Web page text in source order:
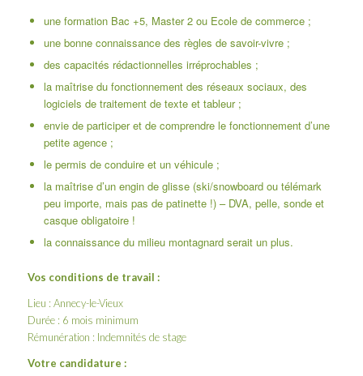
une formation Bac +5, Master 2 ou Ecole de commerce ;
une bonne connaissance des règles de savoir-vivre ;
des capacités rédactionnelles irréprochables ;
la maîtrise du fonctionnement des réseaux sociaux, des
logiciels de traitement de texte et tableur ;
envie de participer et de comprendre le fonctionnement d’une
petite agence ;
le permis de conduire et un véhicule ;
la maîtrise d’un engin de glisse (ski/snowboard ou télémark
peu importe, mais pas de patinette !) – DVA, pelle, sonde et
casque obligatoire !
la connaissance du milieu montagnard serait un plus.
Vos conditions de travail :
Lieu : Annecy-le-Vieux
Durée : 6 mois minimum
Rémunération : Indemnités de stage
Votre candidature :